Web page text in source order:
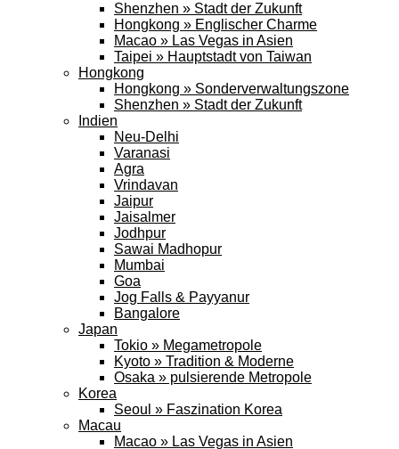
Shenzhen » Stadt der Zukunft
Hongkong » Englischer Charme
Macao » Las Vegas in Asien
Taipei » Hauptstadt von Taiwan
Hongkong
Hongkong » Sonderverwaltungszone
Shenzhen » Stadt der Zukunft
Indien
Neu-Delhi
Varanasi
Agra
Vrindavan
Jaipur
Jaisalmer
Jodhpur
Sawai Madhopur
Mumbai
Goa
Jog Falls & Payyanur
Bangalore
Japan
Tokio » Megametropole
Kyoto » Tradition & Moderne
Osaka » pulsierende Metropole
Korea
Seoul » Faszination Korea
Macau
Macao » Las Vegas in Asien